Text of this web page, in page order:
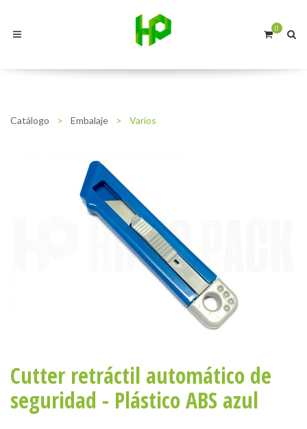
0
Catálogo > Embalaje > Varios
Cutter retráctil automático de
seguridad - Plástico ABS azul